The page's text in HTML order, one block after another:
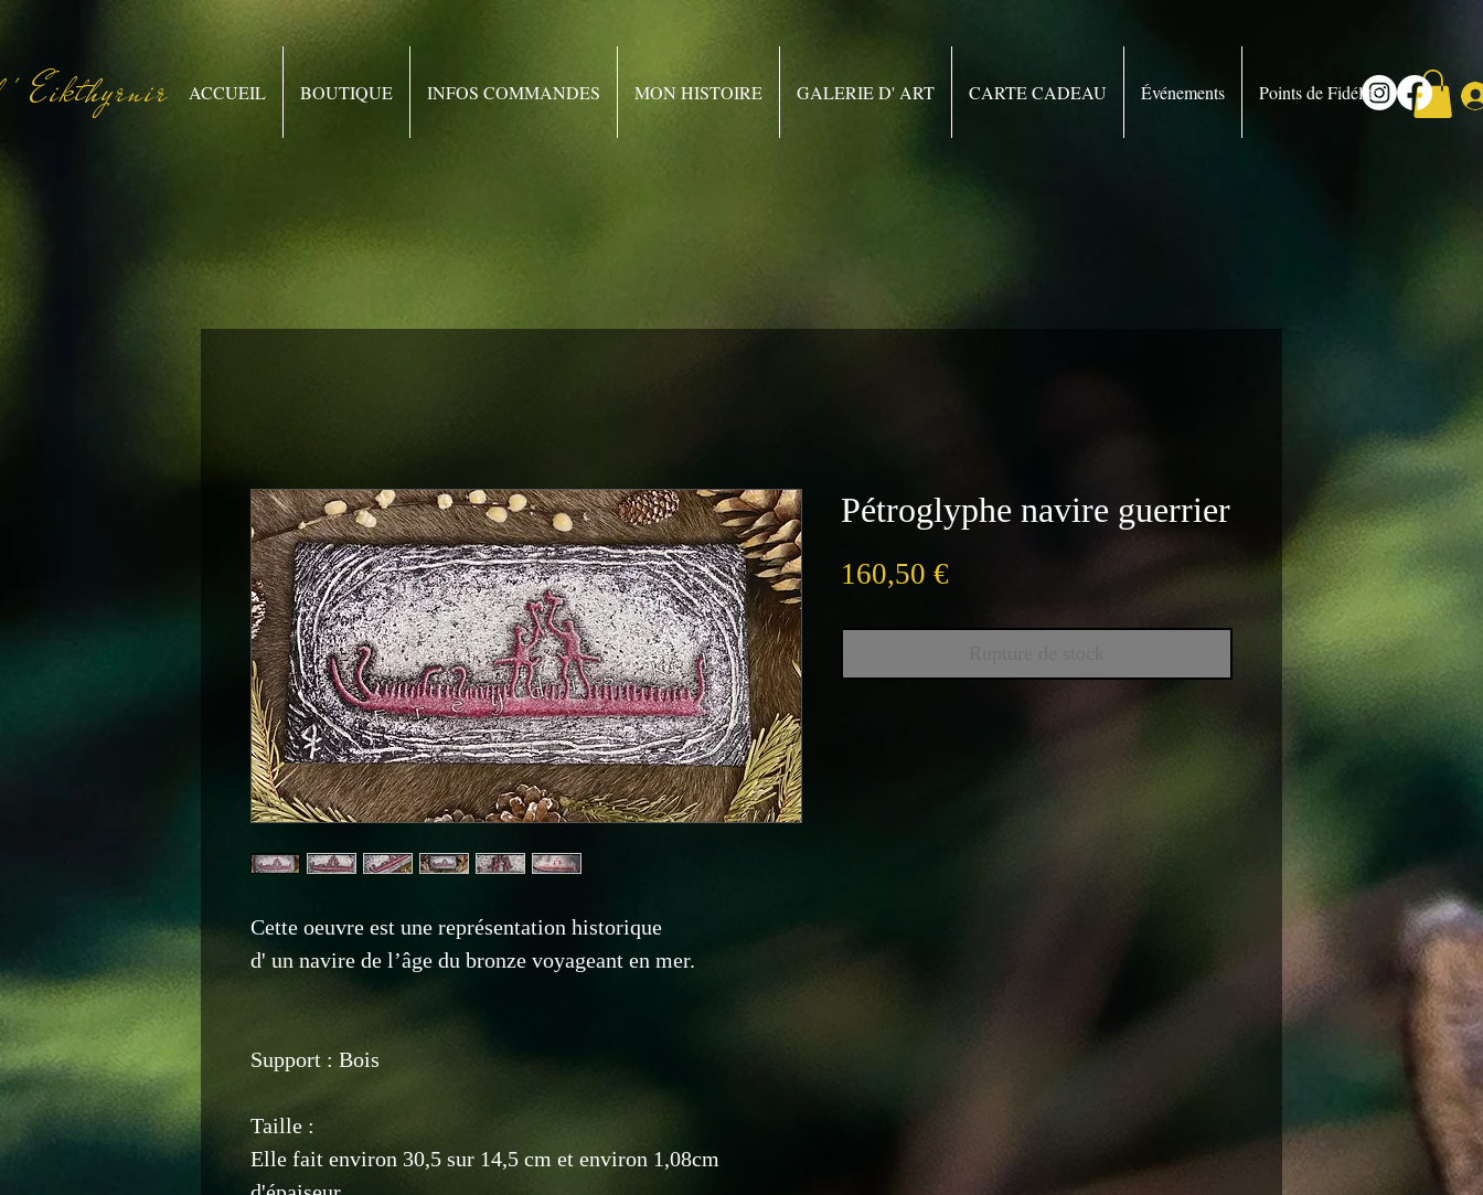
Eikthyrnir ACCUEIL BOUTIQUE INFOS COMMANDES MON HISTOIRE GALERIE D' ART CARTE CADEAU Événements Points de Fidélité
Cette oeuvre est une représentation historique
d' un navire de l’âge du bronze voyageant en mer.
Support : Bois
Taille :
Elle fait environ 30,5 sur 14,5 cm et environ 1,08cm
Pétroglyphe navire guerrier
160,50 €